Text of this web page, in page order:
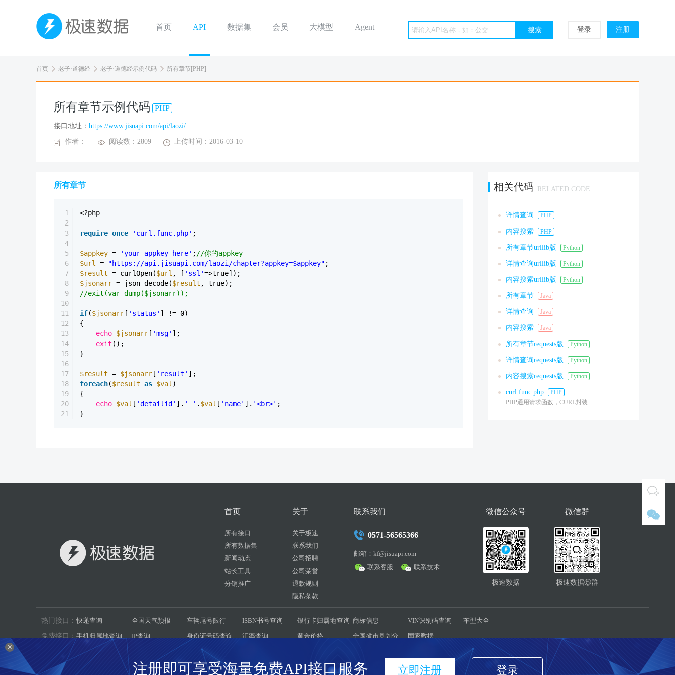
首页 API 数据集 会员 大模型 Agent 登录 注册
首页 老子·道德经 老子·道德经示例代码 所有章节[PHP]
所有章节示例代码 PHP
接口地址： https://www.jisuapi.com/api/laozi/
作者： 阅读数：2809 上传时间：2016-03-10
所有章节
1
2
3
4
5
6
7
8
9
10
11
12
13
14
15
16
17
18
19
20
21
<?php
require_once 'curl.func.php' ;
$appkey = 'your_appkey_here' ; //你的appkey
$url
= "https://api.jisuapi.com/laozi/chapter?appkey=$appkey" ;
$result = curlOpen($url , [ 'ssl'=>true]);
$jsonarr = json_decode($result , true);
//exit(var_dump($jsonarr));
if($jsonarr [ 'status' ] != 0)
{
echo $jsonarr [ 'msg' ];
exit ();
}
$result = $jsonarr [ 'result' ];
foreach($result as $val )
{
echo $val [ 'detailid' ]. ' ' . $val [ 'name' ]. '<br>' ;
}
相关代码 RELATED CODE
详情查询 PHP
内容搜索 PHP
所有章节urllib版 Python
详情查询urllib版 Python
内容搜索urllib版 Python
所有章节 Java
详情查询 Java
内容搜索 Java
所有章节requests版 Python
详情查询requests版 Python
内容搜索requests版 Python
curl.func.php
PHP
PHP通用请求函数，CURL封装
×
注册即可享受海量免费API接口服务 立即注册 登录
首页
所有接口
所有数据集
新闻动态
站长工具
分销推广
关于
关于极速
联系我们
公司招聘
公司荣誉
退款规则
隐私条款
联系我们
0571-56565366
邮箱：kf@jisuapi.com
联系客服
联系技术
微信公众号
极速数据
微信群
极速数据⑤群
热门接口： 快递查询 全国天气预报 车辆尾号限行 ISBN书号查询 银行卡归属地查询 商标信息 VIN识别码查询 车型大全
免费接口： 手机归属地查询 IP查询 身份证号码查询 汇率查询 黄金价格 全国省市县划分 国家数据
数据集： 机动车环保信息 汽车燃料消耗量